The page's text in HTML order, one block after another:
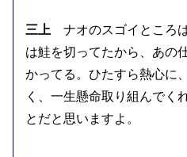
三上 ナオのスゴイところ
は鮭を切ってたから、あの
かってる。ひたすら熱心に
く、一生懸命取り組んでく
とだと思いますよ。